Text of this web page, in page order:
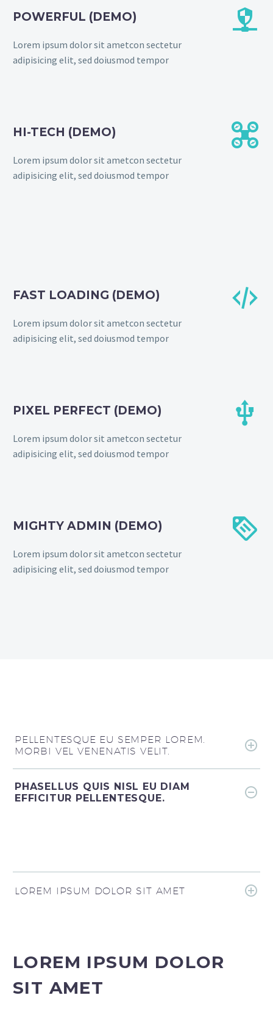
POWERFUL (DEMO)
Lorem ipsum dolor sit ametcon sectetur
adipisicing elit, sed doiusmod tempor


HI-TECH (DEMO)
Lorem ipsum dolor sit ametcon sectetur
adipisicing elit, sed doiusmod tempor


FAST LOADING (DEMO)
Lorem ipsum dolor sit ametcon sectetur
adipisicing elit, sed doiusmod tempor


PIXEL PERFECT (DEMO)
Lorem ipsum dolor sit ametcon sectetur
adipisicing elit, sed doiusmod tempor


MIGHTY ADMIN (DEMO)
Lorem ipsum dolor sit ametcon sectetur
adipisicing elit, sed doiusmod tempor


PELLENTESQUE EU SEMPER LOREM.
MORBI VEL VENENATIS VELIT.
PHASELLUS QUIS NISL EU DIAM
EFFICITUR PELLENTESQUE.
LOREM IPSUM DOLOR SIT AMET
LOREM IPSUM DOLOR
SIT AMET